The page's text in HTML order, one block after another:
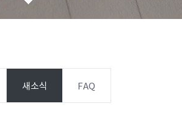
새소식 FAQ